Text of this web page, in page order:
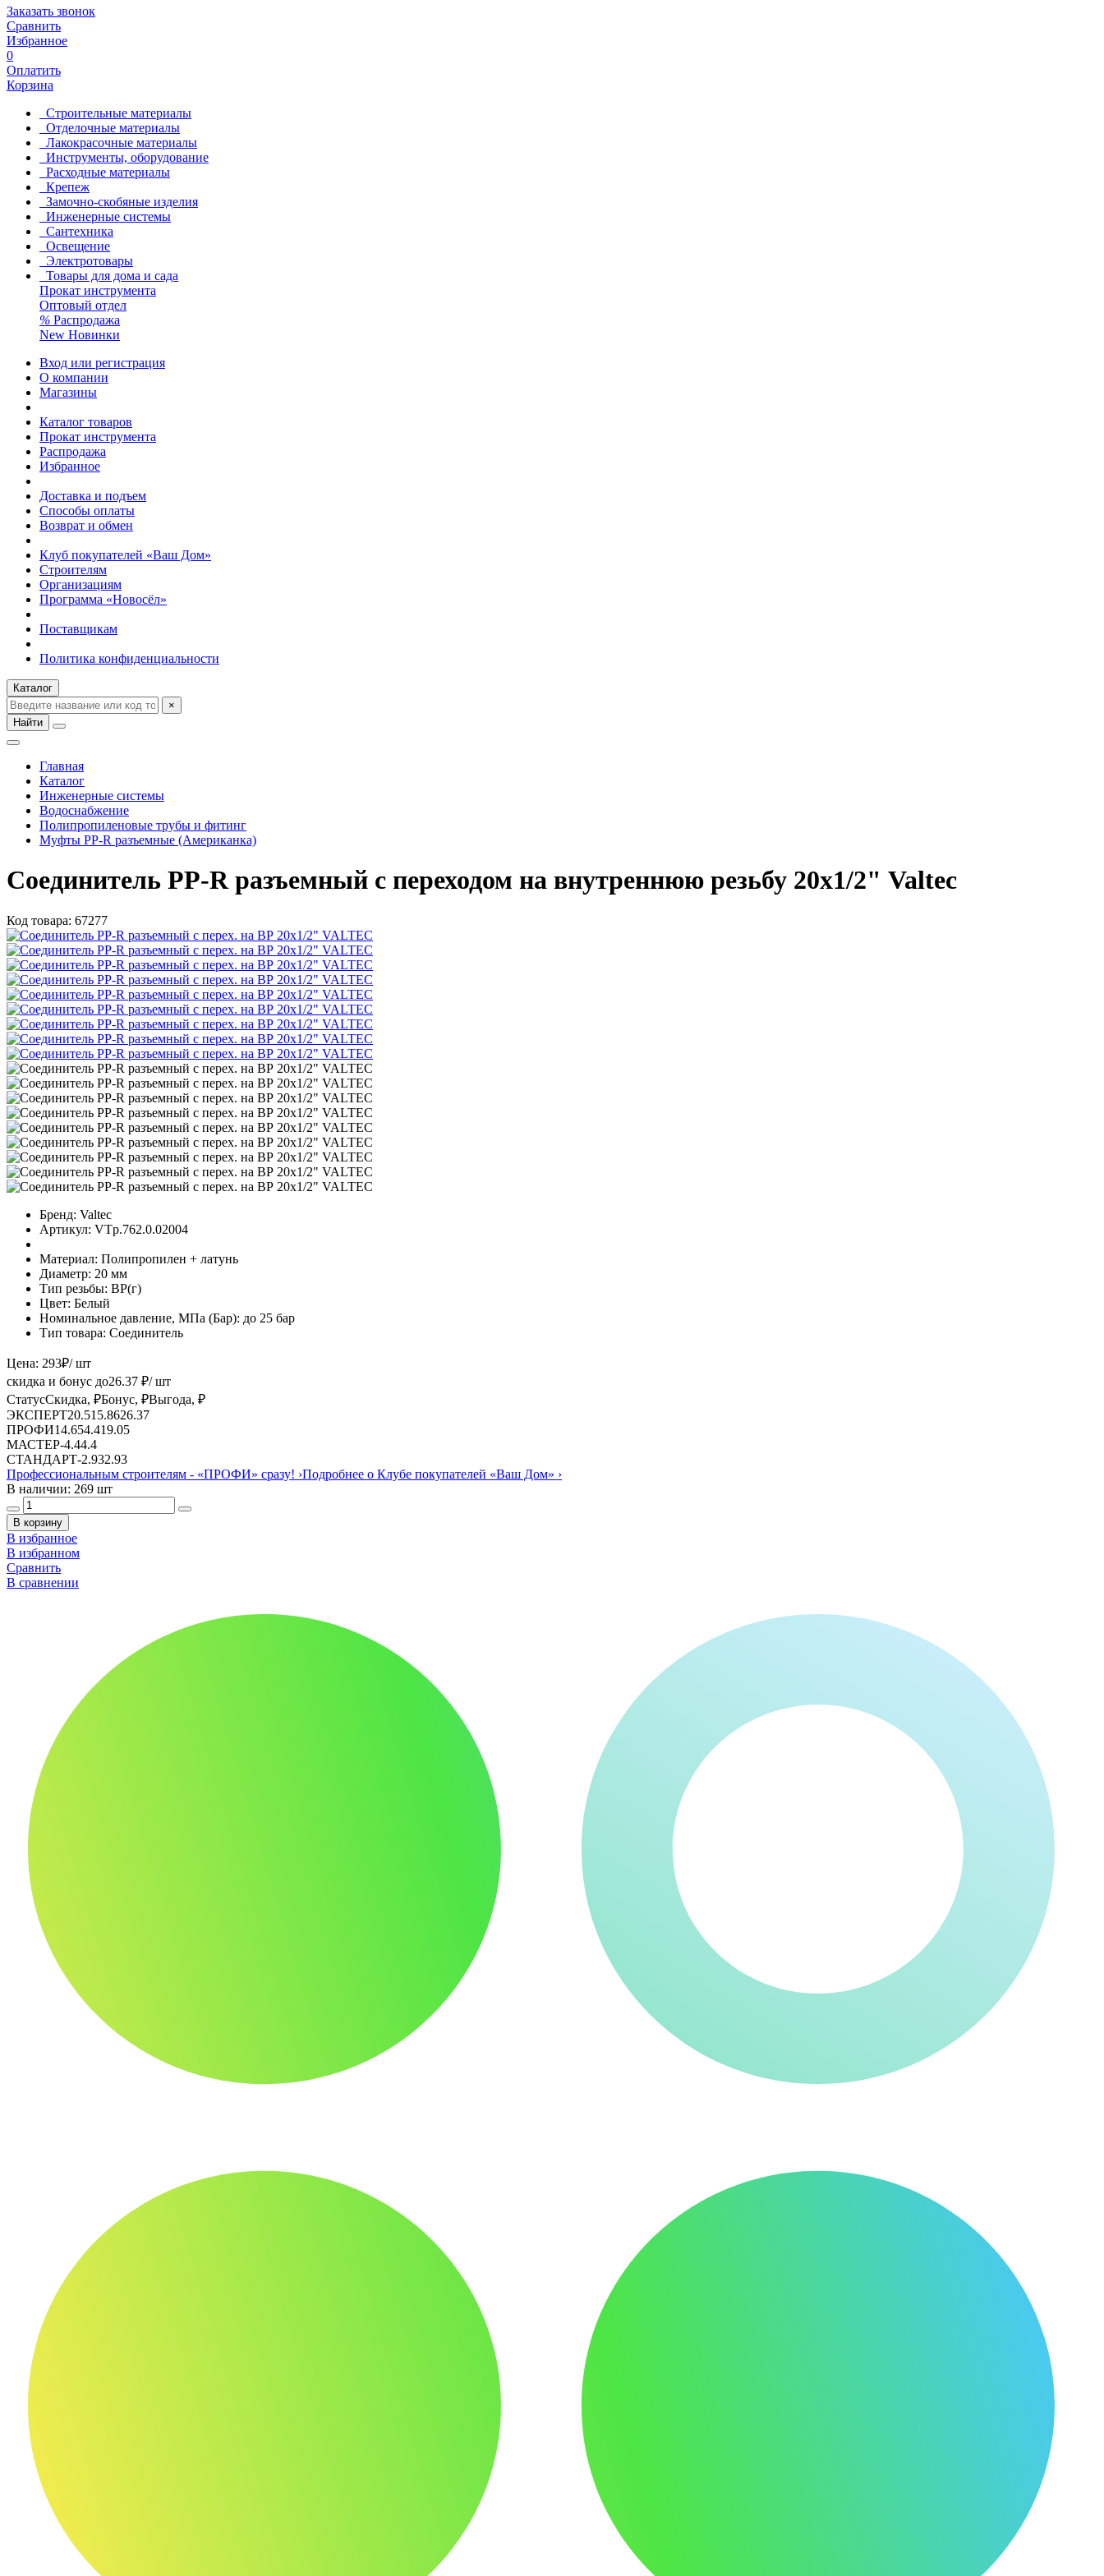
Заказать звонок
Сравнить
Избранное
0
Оплатить
Корзина
Строительные материалы
Отделочные материалы
Лакокрасочные материалы
Инструменты, оборудование
Расходные материалы
Крепеж
Замочно-скобяные изделия
Инженерные системы
Сантехника
Освещение
Электротовары
Товары для дома и сада
Прокат инструмента
Оптовый отдел
% Распродажа
New Новинки
Вход или регистрация
О компании
Магазины
Каталог товаров
Прокат инструмента
Распродажа
Избранное
Доставка и подъем
Способы оплаты
Возврат и обмен
Клуб покупателей «Ваш Дом»
Строителям
Организациям
Программа «Новосёл»
Поставщикам
Политика конфиденциальности
Каталог
×
Найти
Главная
Каталог
Инженерные системы
Водоснабжение
Полипропиленовые трубы и фитинг
Муфты PP-R разъемные (Американка)
Соединитель РР-R разъемный с переходом на внутреннюю резьбу 20х1/2" Valteс
Код товара: 67277
Бренд: Valtec
Артикул: VTp.762.0.02004
Материал: Полипропилен + латунь
Диаметр: 20 мм
Тип резьбы: ВР(г)
Цвет: Белый
Номинальное давление, МПа (Бар): до 25 бар
Тип товара: Соединитель
Цена: 293₽/ шт
скидка и бонус до26.37 ₽/ шт
СтатусСкидка, ₽Бонус, ₽Выгода, ₽
ЭКСПЕРТ20.51 5.8626.37
ПРОФИ14.654.419.05
МАСТЕР-4.44.4
СТАНДАРТ-2.932.93
Профессиональным строителям - «ПРОФИ» сразу! ›Подробнее о Клубе покупателей «Ваш Дом» ›
В наличии: 269 шт
В корзину
В избранное
В избранном
Сравнить
В сравнении